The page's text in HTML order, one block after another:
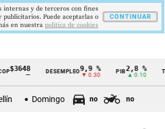
DESEMPLEO9,9 %
▼ 0.30
PIB 2,8 %
▲ 0.10
TRM
Domingo no no
internas y de terceros con fines
Puede aceptarlas o
en nuestra politica de cookies
CONTINUAR